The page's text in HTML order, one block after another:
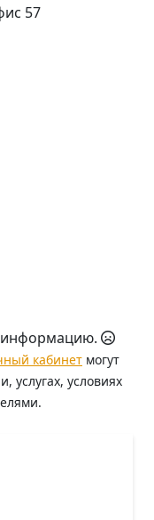
57
информацию.
кабинет могут
услугах, условиях